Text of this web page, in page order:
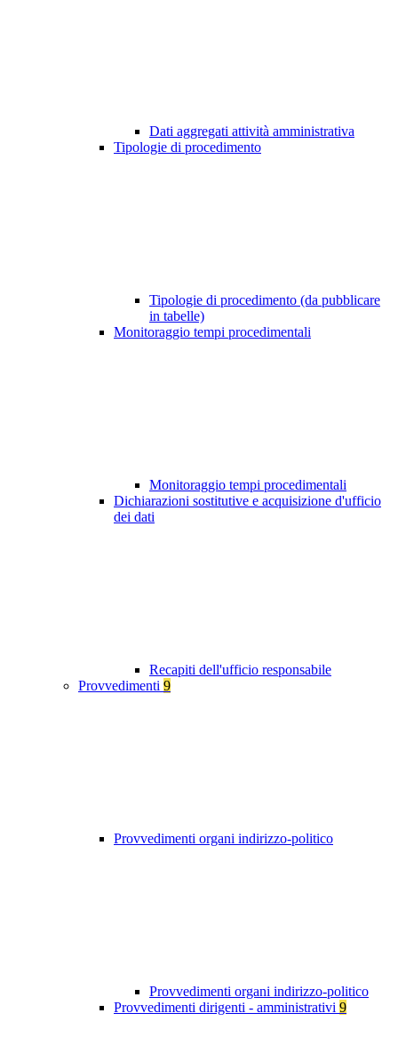
Dati aggregati attività amministrativa
Tipologie di procedimento
Tipologie di procedimento (da pubblicare
in tabelle)
Monitoraggio tempi procedimentali
Monitoraggio tempi procedimentali
Dichiarazioni sostitutive e acquisizione d'ufficio
dei dati
Recapiti dell'ufficio responsabile
Provvedimenti 9
Provvedimenti organi indirizzo-politico
Provvedimenti organi indirizzo-politico
Provvedimenti dirigenti - amministrativi 9